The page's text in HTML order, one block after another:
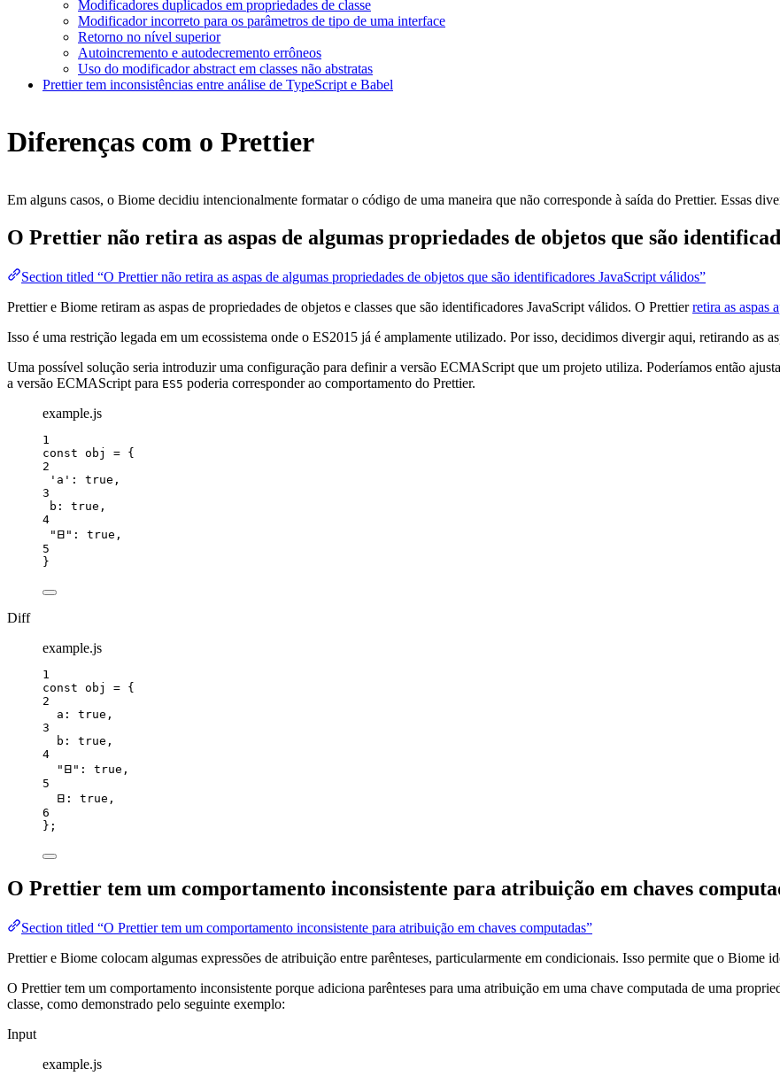
Modificadores duplicados em propriedades de classe
Modificador incorreto para os parâmetros de tipo de uma interface
Retorno no nível superior
Autoincremento e autodecremento errôneos
Uso do modificador abstract em classes não abstratas
Prettier tem inconsistências entre análise de TypeScript e Babel
Diferenças com o Prettier
Em alguns casos, o Biome decidiu intencionalmente formatar o código de uma maneira que não corresponde à saída do Prettier. Essas
O Prettier não retira as aspas de algumas propriedades de objetos que são
Section titled “O Prettier não retira as aspas de algumas propriedades de objetos que são identificadores JavaScript válidos”
Prettier e Biome retiram as aspas de propriedades de objetos e classes que são identificadores JavaScript válidos. O Prettierretira as aspas
Isso é uma restrição legada em um ecossistema onde o ES2015 já é amplamente utilizado. Por isso, decidimos divergir aqui, retirando as
Uma possível solução seria introduzir uma configuração para definir a versão ECMAScript que um projeto utiliza. Poderíamos então
a versão ECMAScript para ES5 poderia corresponder ao comportamento do Prettier.
example.js
1
const obj
= {
2
' a ' : true ,
3
b: true ,
4
" 𐊧 " : true ,
5
}
Diff
example.js
1
const obj
= {
2
a: true ,
3
b: true ,
4
" 𐊧 " : true ,
5
𐊧: true ,
6
} ;
O Prettier tem um comportamento inconsistente para atribuição em chaves
Section titled “O Prettier tem um comportamento inconsistente para atribuição em chaves computadas”
Prettier e Biome colocam algumas expressões de atribuição entre parênteses, particularmente em condicionais. Isso permite que o Biome
O Prettier tem um comportamento inconsistente porque adiciona parênteses para uma atribuição em uma chave computada de uma
classe, como demonstrado pelo seguinte exemplo:
Input
example.js